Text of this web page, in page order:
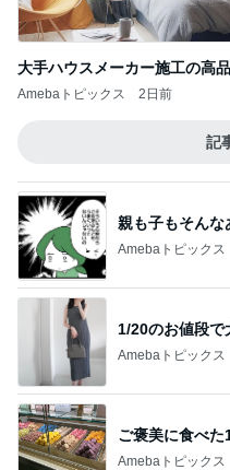
大手ハウスメーカー施工の高
Amebaトピックス 2日前
記
親も子もそんな
Amebaトピックス
1/20のお値段で
Amebaトピックス
ご褒美に食べ
Amebaトピックス